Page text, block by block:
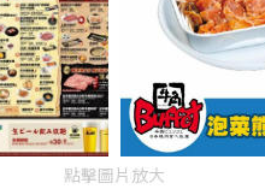
點擊圖片放大